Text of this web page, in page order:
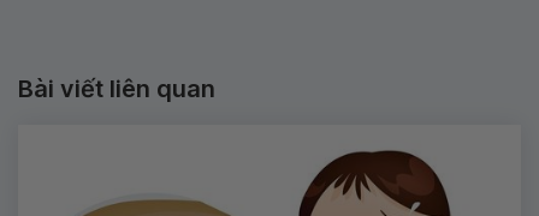
Bài viết liên quan